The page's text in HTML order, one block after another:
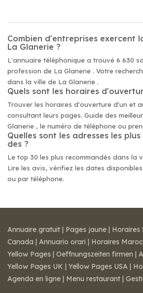
Combien d'entreprises exercent
La Glanerie ?
L'annuaire téléphonique a trouvé 6 630
profession de La Glanerie . Votre
dans la ville de La Glanerie .
Quels sont les horaires
Trouver les horaires d'ouverture d'un et
consultant leurs pages. Guide des
Glanerie , le numéro de téléphone ou
Quelles sont les adresses les
des ?
Le top 30 les plus recommandés dans la
Lire les avis, vérifiez les dates
ou par téléphone.
Annuaire gratuit | Pages jaune | Horaires
Canada | Annuario orari | Horaires Maroc
Yellow Pages | Oeffnungszeiten firmen |
Yellow Pages UK | Yellow Pages USA |
Agenda en ligne | Menu restaurant |